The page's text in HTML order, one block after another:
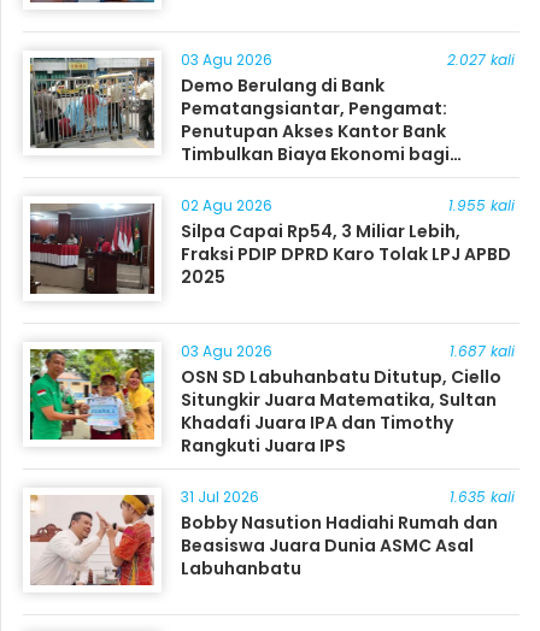
03 Agu 2026 2.027 kali
Demo Berulang di Bank
Pematangsiantar, Pengamat:
Penutupan Akses Kantor Bank
Timbulkan Biaya Ekonomi bagi
Masyarakat
02 Agu 2026 1.955 kali
Silpa Capai Rp54, 3 Miliar Lebih,
Fraksi PDIP DPRD Karo Tolak LPJ APBD
2025
03 Agu 2026 1.687 kali
OSN SD Labuhanbatu Ditutup, Ciello
Situngkir Juara Matematika, Sultan
Khadafi Juara IPA dan Timothy
Rangkuti Juara IPS
31 Jul 2026 1.635 kali
Bobby Nasution Hadiahi Rumah dan
Beasiswa Juara Dunia ASMC Asal
Labuhanbatu